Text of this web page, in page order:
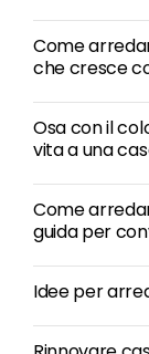
Come
che cresce
Osa con il
vita a una
Come
guida per
Idee per